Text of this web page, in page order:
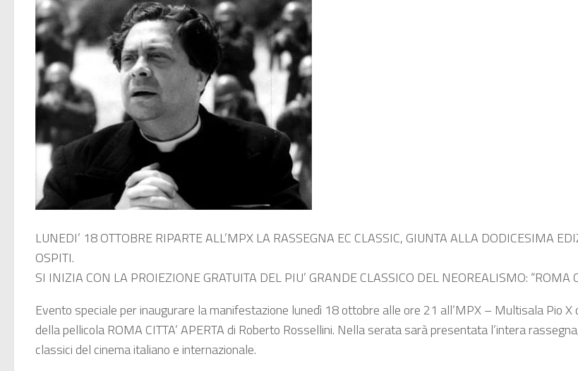
LUNEDI’ 18 OTTOBRE RIPARTE ALL’MPX LA RASSEGNA EC CLASSIC, GIUNTA ALLA DODICESIMA
OSPITI.
SI INIZIA CON LA PROIEZIONE GRATUITA DEL PIU’ GRANDE CLASSICO DEL NEOREALISMO: “ROMA
Evento speciale per inaugurare la manifestazione lunedì 18 ottobre alle ore 21 all’MPX – Multisala Pio
della pellicola ROMA CITTA’ APERTA di Roberto Rossellini. Nella serata sarà presentata l’intera
classici del cinema italiano e internazionale.